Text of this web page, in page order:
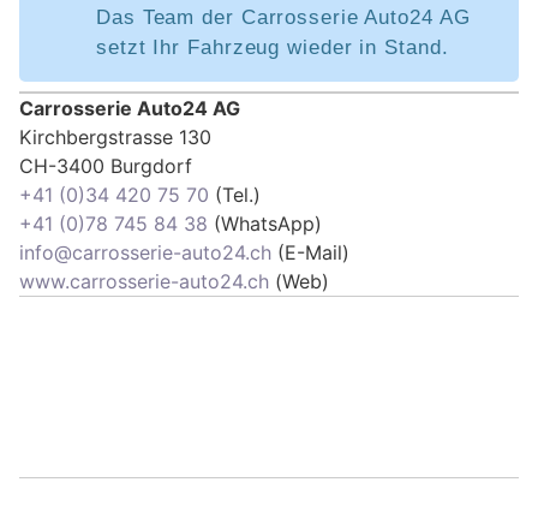
Das Team der Carrosserie Auto24 AG
setzt Ihr Fahrzeug wieder in Stand.
Carrosserie Auto24 AG
Kirchbergstrasse 130
CH-3400 Burgdorf
+41 (0)34 420 75 70 (Tel.)
+41 (0)78 745 84 38 (WhatsApp)
info@carrosserie-auto24.ch (E-Mail)
www.carrosserie-auto24.ch (Web)